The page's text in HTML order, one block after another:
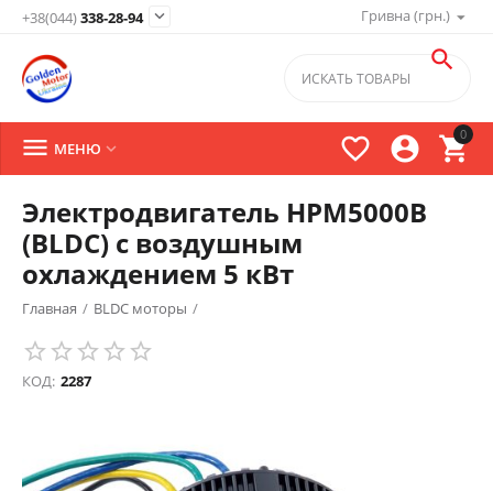
Гривна (грн.)
+38(044)338-28-94 
0




 МЕНЮ 
Электродвигатель HPM5000B
(BLDC) с воздушным
охлаждением 5 кВт
Главная / BLDC моторы /
КОД: 2287